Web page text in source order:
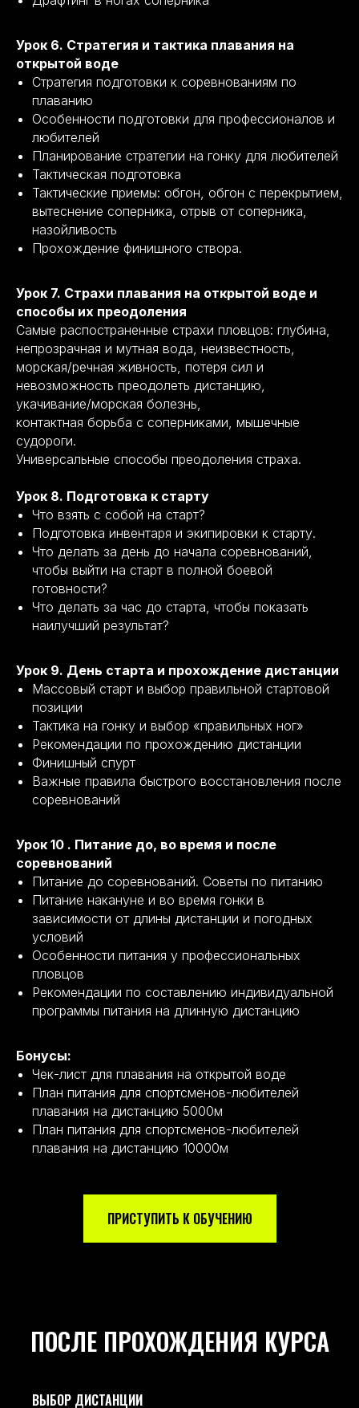
Урок 6. Стратегия и тактика плавания на
открытой воде
Стратегия подготовки к соревнованиям по
плаванию
Особенности подготовки для профессионалов и
любителей
Планирование стратегии на гонку для любителей
Тактическая подготовка
Тактические приемы: обгон, обгон с перекрытием,
вытеснение соперника, отрыв от соперника,
назойливость
Прохождение финишного створа.
Урок 7. Страхи плавания на открытой воде и
способы их преодоления
Самые распостраненные страхи пловцов: глубина,
непрозрачная и мутная вода, неизвестность,
морская/речная живность, потеря сил и
невозможность преодолеть дистанцию,
укачивание/морская болезнь,
контактная борьба c соперниками, мышечные
судороги.
Универсальные способы преодоления страха.
Урок 8. Подготовка к старту
Что взять с собой на старт?
Подготовка инвентаря и экипировки к старту.
Что делать за день до начала соревнований,
чтобы выйти на старт в полной боевой
готовности?
Что делать за час до старта, чтобы показать
наилучший результат?
Урок 9. День старта и прохождение дистанции
Массовый старт и выбор правильной стартовой
позиции
Тактика на гонку и выбор «правильных ног»
Рекомендации по прохождению дистанции
Финишный спурт
Важные правила быстрого восстановления после
соревнований
Урок 10 . Питание до, во время и после
соревнований
Питание до соревнований. Советы по питанию
Питание накануне и во время гонки в
зависимости от длины дистанции и погодных
условий
Особенности питания у профессиональных
пловцов
Рекомендации по составлению индивидуальной
программы питания на длинную дистанцию
Бонусы:
Чек-лист для плавания на открытой воде
План питания для спортсменов-любителей
плавания на дистанцию 5000м
План питания для спортсменов-любителей
плавания на дистанцию 10000м
ПРИСТУПИТЬ К ОБУЧЕНИЮ
ПОСЛЕ ПРОХОЖДЕНИЯ КУРСА
ВЫБОР ДИСТАНЦИИ